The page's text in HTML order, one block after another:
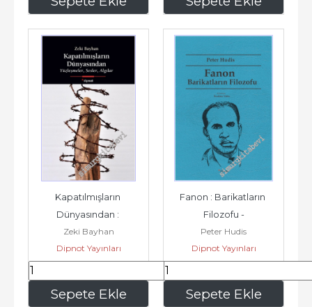
Sepete Ekle
Kapatılmışların
Dünyasından :
Yüzleşmeler Sesler
Algılar -
Zeki Bayhan
Dipnot Yayınları
407,00 Sepete Ekle
Fanon : Barikatların
Filozofu -
Peter Hudis
Dipnot Yayınları
195,00